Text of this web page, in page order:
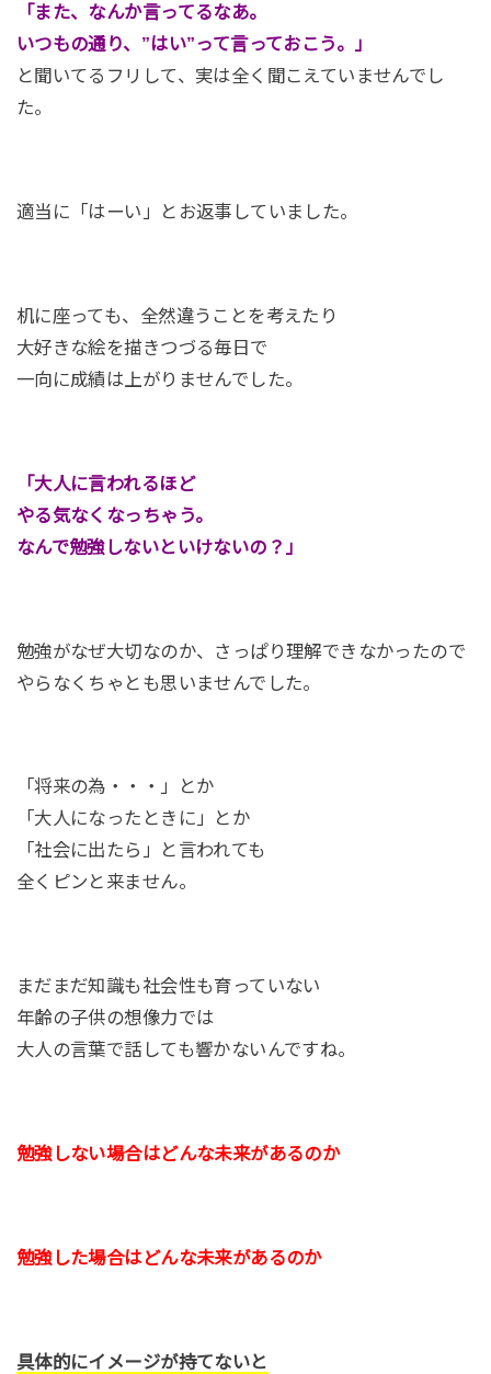
「また、なんか言ってるなあ。
いつもの通り、”はい”って言っておこう。」
と聞いてるフリして、実は全く聞こえていませんでし
た。
適当に「はーい」とお返事していました。
机に座っても、全然違うことを考えたり
大好きな絵を描きつづる毎日で
一向に成績は上がりませんでした。
「大人に言われるほど
やる気なくなっちゃう。
なんで勉強しないといけないの？」
勉強がなぜ大切なのか、さっぱり理解できなかったので
やらなくちゃとも思いませんでした。
「将来の為・・・」とか
「大人になったときに」とか
「社会に出たら」と言われても
全くピンと来ません。
まだまだ知識も社会性も育っていない
年齢の子供の想像力では
大人の言葉で話しても響かないんですね。
勉強しない場合はどんな未来があるのか
勉強した場合はどんな未来があるのか
具体的にイメージが持てないと